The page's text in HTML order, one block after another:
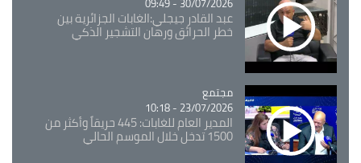
عبد القادر جيجلي:الغابات الجزائرية بين
خطر الحرائق ورهان التشجير الذكي
Catégorie
مجتمع
23/07/2026 - 10:18
المدير العام للغابات: 445 حريقاً وأكثر من
1500 تدخل خلال الموسم الحالي